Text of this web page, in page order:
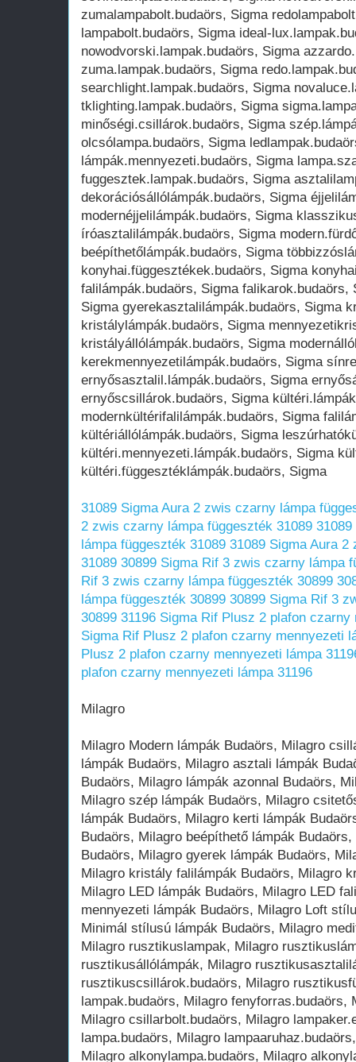
zumalampabolt.budaörs, Sigma
lampabolt.budaörs, Sigma ideal-
nowodvorski.lampak.budaörs, Sigma
zuma.lampak.budaörs, Sigma
searchlight.lampak.budaörs, Sigma
tklighting.lampak.budaörs, Sigma
minőségi.csillárok.budaörs, Sigma
olcsólampa.budaörs, Sigma
lámpák.mennyezeti.budaörs, Sigma
fuggesztek.lampak.budaörs, Sigma
dekorációsállólámpák.budaörs, Sigma
modernéjjelilámpák.budaörs, Sigma
íróasztalilámpák.budaörs, Sigma
beépíthetőlámpák.budaörs, Sigma
konyhai.függesztékek.budaörs, Sigma
falilámpák.budaörs, Sigma falikarok.budaörs,
Sigma gyerekasztalilámpák.budaörs, Sigma
kristálylámpák.budaörs, Sigma
kristályállólámpák.budaörs, Sigma
kerekmennyezetilámpák.budaörs, Sigma
ernyősasztalil.lámpák.budaörs, Sigma
ernyőscsillárok.budaörs, Sigma
modernkültérifalilámpák.budaörs, Sigma
kültériállólámpák.budaörs, Sigma
kültéri.mennyezeti.lámpák.budaörs, Sigma
kültéri.függesztéklámpák.budaörs, Sigma
31089 Sigma Aura 2 zwis czarny lámpa
2 zwis czarny lámpa függeszték 31089
lámpa függeszték 31089 31089 Sigma Aura
31089 30899 Sigma Rif 3 zwis czarny lámpa
Rif 3 zwis czarny lámpa függeszték 30899
lámpa függeszték 30899 30899 Sigma Rif 3
30899 31196 Sigma Rif Plusz 2 plafon czarny
Sigma Rif Plusz 2 plafon czarny mennyezeti
Plusz 2 plafon czarny mennyezeti lámpa
plafon czarny mennyezeti lámpa 31196
Milagro
Milagro Modern lámpák Budaörs, Milagro
lámpák Budaörs, Milagro asztali lámpák
Budaörs, Milagro lámpák azonnal Budaörs,
Milagro szép lámpák Budaörs, Milagro
lámpák Budaörs, Milagro kerti lámpák
Budaörs, Milagro beépíthető lámpák
Budaörs, Milagro gyerek lámpák Budaörs,
Milagro kristály falilámpák Budaörs, Milagro
Milagro LED lámpák Budaörs, Milagro LED
mennyezeti lámpák Budaörs, Milagro Loft
Minimál stílusú lámpák Budaörs, Milagro
Milagro rusztikuslampak, Milagro
rusztikusállólámpák, Milagro
rusztikuscsillárok.budaörs, Milagro
lampak.budaörs, Milagro fenyforras.budaörs,
Milagro csillarbolt.budaörs, Milagro
lampa.budaörs, Milagro
Milagro alkonylampa.budaörs, Milagro